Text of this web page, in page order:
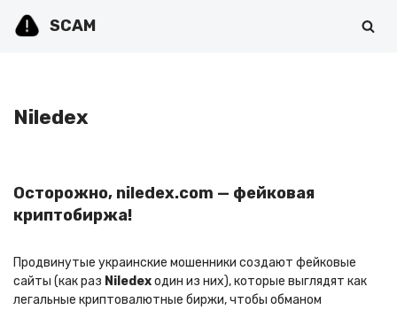
SCAM
Niledex
Осторожно, niledex.com — фейковая
криптобиржа!
Продвинутые украинские мошенники создают фейковые
сайты (как раз Niledexодин из них), которые выглядят как
легальные криптовалютные биржи, чтобы обманом